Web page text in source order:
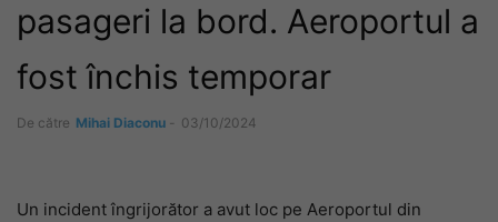
pasageri la bord. Aeroportul a
fost închis temporar
De către Mihai Diaconu - 03/10/2024
Un incident îngrijorător a avut loc pe Aeroportul din